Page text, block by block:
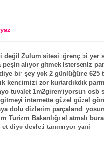
değil Zulum sitesi iğrenç bi yer
peşin alıyor gitmek isterseniz
bir şey yok 2 günlüğüne 625
kendimizi zor kurtardıkdık
tuvalet 1m2giremiyorsun osb
gitmeyi internette güzel güzel
dolu dizlerim parçalandı
Turizm Bakanlığı el atmalı
diyo devleti tanımıyor yani